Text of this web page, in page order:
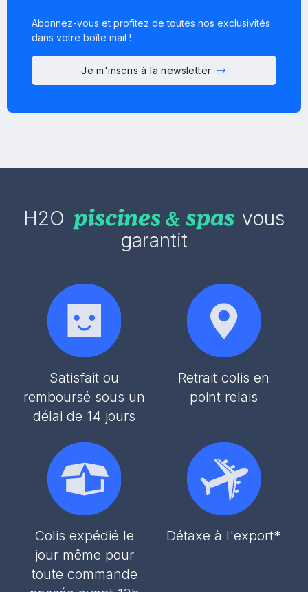
Abonnez-vous et profitez de toutes nos exclusivités
dans votre boîte mail !
Je m'inscris à la newsletter
H2O
vous
garantit
Satisfait ou
remboursé sous un
délai de 14 jours
Retrait colis en
point relais
Colis expédié le
jour même pour
toute commande
Détaxe à l'export*